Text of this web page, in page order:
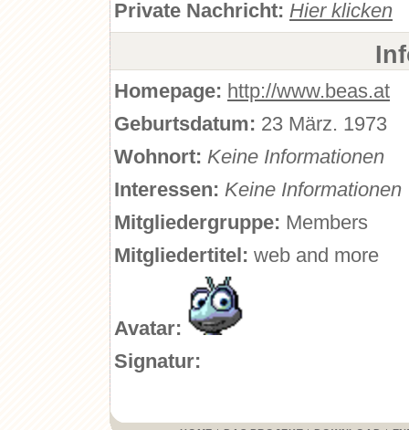
Private Nachricht: Hier klicken
Homepage: http://www.beas.at
Geburtsdatum: 23 März. 1973
Wohnort: Keine Informationen
Interessen: Keine Informationen
Mitgliedergruppe: Members
Mitgliedertitel: web and more
Avatar:
Signatur: